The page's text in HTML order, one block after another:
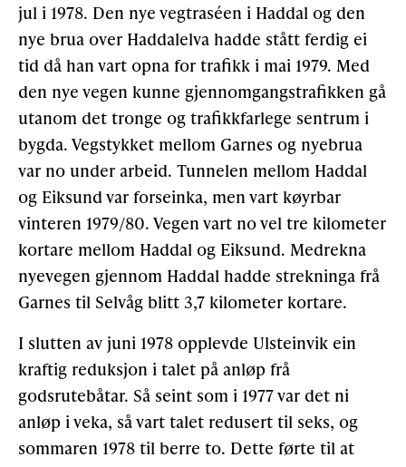
jul i 1978. Den nye vegtraséen i Haddal og den
nye brua over Haddalelva hadde stått ferdig ei
tid då han vart opna for trafikk i mai 1979. Med
den nye vegen kunne gjennomgangstrafikken gå
utanom det tronge og trafikkfarlege sentrum i
bygda. Vegstykket mellom Garnes og nyebrua
var no under arbeid. Tunnelen mellom Haddal
og Eiksund var forseinka, men vart køyrbar
vinteren 1979/80. Vegen vart no vel tre kilometer
kortare mellom Haddal og Eiksund. Medrekna
nyevegen gjennom Haddal hadde strekninga frå
Garnes til Selvåg blitt 3,7 kilometer kortare.
I slutten av juni 1978 opplevde Ulsteinvik ein
kraftig reduksjon i talet på anløp frå
godsrutebåtar. Så seint som i 1977 var det ni
anløp i veka, så vart talet redusert til seks, og
sommaren 1978 til berre to. Dette førte til at